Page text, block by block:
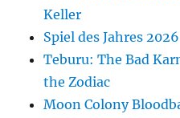
Keller
Spiel des Jahres 2026
Teburu: The Bad
the Zodiac
Moon Colony